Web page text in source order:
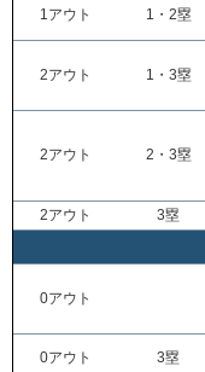
1アウト 1・2塁
2アウト 1・3塁
2アウト 2・3塁
2アウト
3塁
0アウト
0アウト 3塁